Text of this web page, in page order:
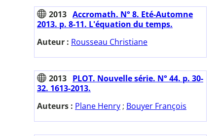
2013 Accromath. N° 8. Eté-Automne
2013. p. 8-11. L'équation du temps.
Auteur : Rousseau Christiane
2013 PLOT. Nouvelle série. N° 44. p. 30-
32. 1613-2013.
Auteurs : Plane Henry ; Bouyer François